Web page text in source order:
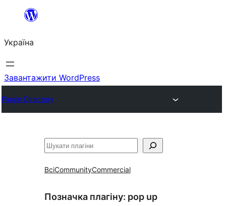
Перейти
вмісту
Україна
Завантажити WordPress
Plugin Directory
Пошук
ВсіCommunityCommercial
Позначка плагіну: pop up